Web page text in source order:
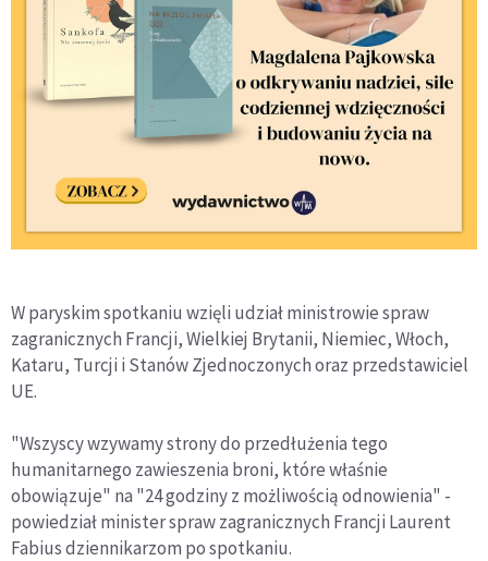
W paryskim spotkaniu wzięli udział ministrowie spraw
zagranicznych Francji, Wielkiej Brytanii, Niemiec, Włoch,
Kataru, Turcji i Stanów Zjednoczonych oraz przedstawiciel
UE.
"Wszyscy wzywamy strony do przedłużenia tego
humanitarnego zawieszenia broni, które właśnie
obowiązuje" na "24 godziny z możliwością odnowienia" -
powiedział minister spraw zagranicznych Francji Laurent
Fabius dziennikarzom po spotkaniu.